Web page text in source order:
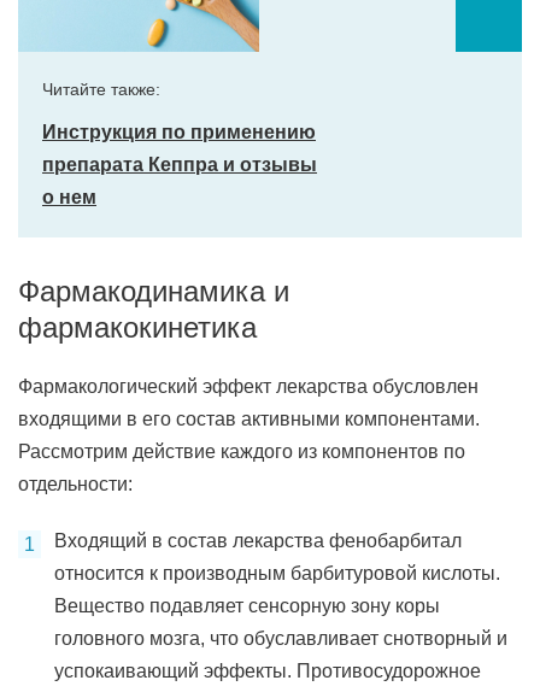
Читайте также:
Инструкция по применению
препарата Кеппра и отзывы
о нем
Фармакодинамика и
фармакокинетика
Фармакологический эффект лекарства обусловлен
входящими в его состав активными компонентами.
Рассмотрим действие каждого из компонентов по
отдельности:
Входящий в состав лекарства фенобарбитал
относится к производным барбитуровой кислоты.
Вещество подавляет сенсорную зону коры
головного мозга, что обуславливает снотворный и
успокаивающий эффекты. Противосудорожное